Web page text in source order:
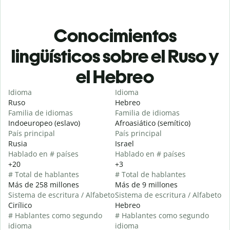
Conocimientos
lingüísticos sobre el Ruso y
el Hebreo
Idioma
Ruso
Familia de idiomas
Indoeuropeo (eslavo)
País principal
Rusia
Hablado en # países
+20
# Total de hablantes
Más de 258 millones
Sistema de escritura / Alfabeto
Cirílico
# Hablantes como segundo
idioma
Idioma
Hebreo
Familia de idiomas
Afroasiático (semítico)
País principal
Israel
Hablado en # países
+3
# Total de hablantes
Más de 9 millones
Sistema de escritura / Alfabeto
Hebreo
# Hablantes como segundo
idioma